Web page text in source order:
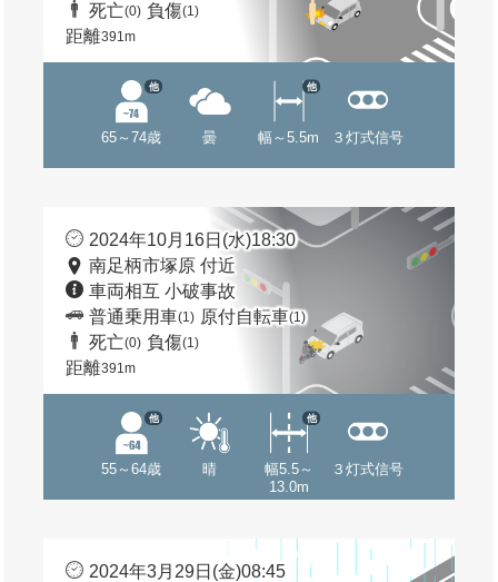
死亡(0) 負傷(1)
距離391m
65～74歳
他
曇 幅～5.5m
他
３灯式信号
2024年10月16日(水)18:30
南足柄市塚原 付近
車両相互 小破事故
普通乗用車(1) 原付自転車(1)
死亡(0) 負傷(1)
距離391m
55～64歳
他
晴
幅5.5～
13.0m
他
３灯式信号
2024年3月29日(金)08:45